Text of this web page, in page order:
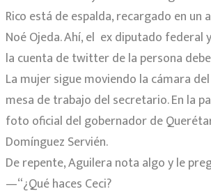
Rico está de espalda, recargado en un
Noé Ojeda. Ahí, el ex diputado federal
la cuenta de twitter de la persona
La mujer sigue moviendo la cámara
mesa de trabajo del secretario. En la
foto oficial del gobernador de
Domínguez Servién.
De repente, Aguilera nota algo y le
—“¿Qué haces Ceci?